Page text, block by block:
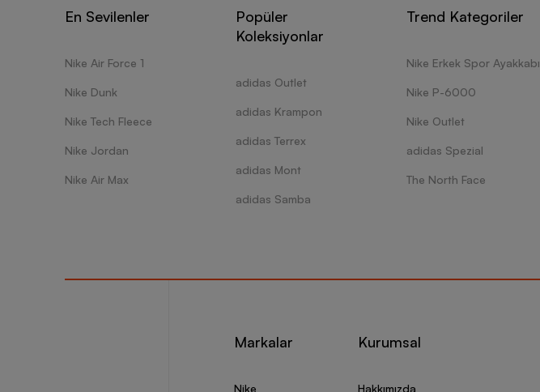
En Sevilenler
Nike Air Force 1
Nike Dunk
Nike Tech Fleece
Nike Jordan
Nike Air Max
Popüler
Koleksiyonlar
adidas Outlet
adidas Krampon
adidas Terrex
adidas Mont
adidas Samba
Trend Kategoriler
Nike Erkek Spor Ayakkabı
Nike P-6000
Nike Outlet
adidas Spezial
The North Face
Markalar
Nike
Kurumsal
Hakkımızda